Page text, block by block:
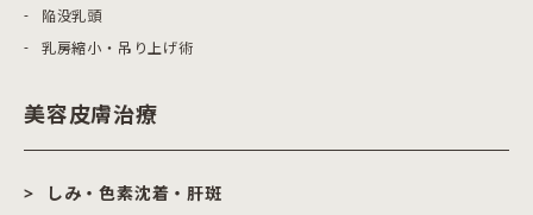
陥没乳頭
乳房縮小・吊り上げ術
美容皮膚治療
しみ・色素沈着・肝斑